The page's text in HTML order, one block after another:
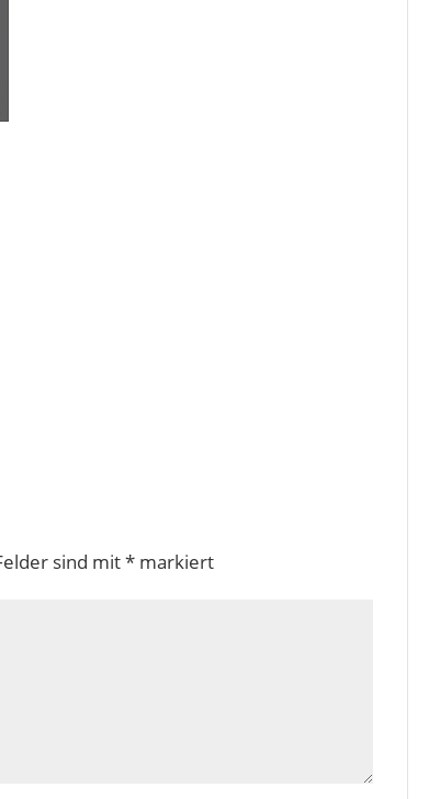
sind mit* markiert